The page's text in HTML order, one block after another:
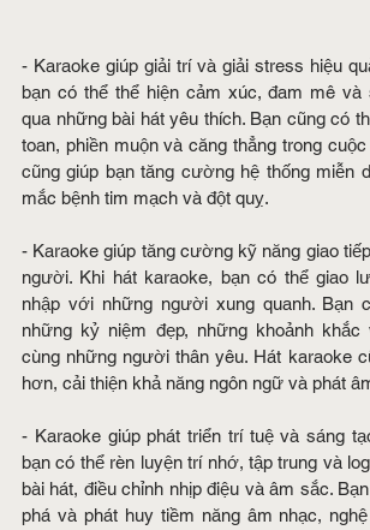
- Karaoke giúp giải trí và giải stress hiệu
bạn có thể thể hiện cảm xúc, đam mê
qua những bài hát yêu thích. Bạn cũng có
toan, phiền muộn và căng thẳng trong
cũng giúp bạn tăng cường hệ thống miễn
mắc bệnh tim mạch và đột quỵ.
- Karaoke giúp tăng cường kỹ năng giao
người. Khi hát karaoke, bạn có thể giao
nhập với những người xung quanh. Bạn
những kỷ niệm đẹp, những khoảnh
cùng những người thân yêu. Hát karaoke
hơn, cải thiện khả năng ngôn ngữ và phát
- Karaoke giúp phát triển trí tuệ và sáng
bạn có thể rèn luyện trí nhớ, tập trung và
bài hát, điều chỉnh nhịp điệu và âm sắc.
phá và phát huy tiềm năng âm nhạc,